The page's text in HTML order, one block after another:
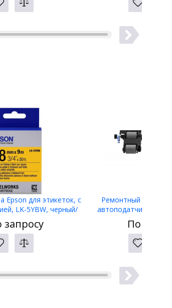
Epson для этикеток, с
LK-5YBW, черный/
(9 м) C53S655010/
НАКЛЕЙКА
запросу
Ремонтный
автоподатчика HP
По